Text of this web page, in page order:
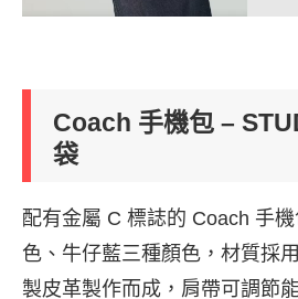
Coach 手機包 –
袋
配有金屬 C 標誌的 Coach 手
色、牛仔藍三種顏色，材質採
製皮革製作而成，肩帶可調節